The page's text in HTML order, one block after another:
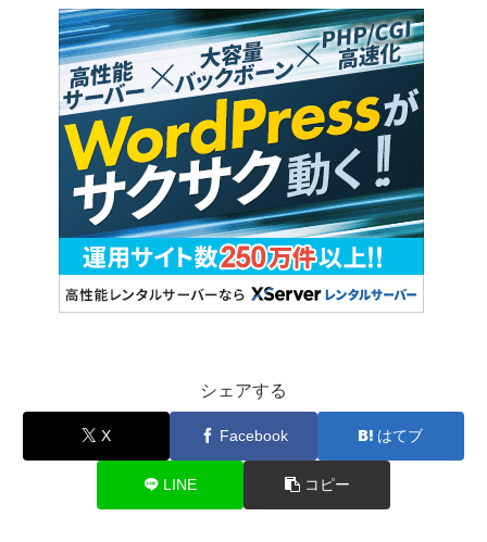
シェアする
X Facebook はてブ
LINE コピー